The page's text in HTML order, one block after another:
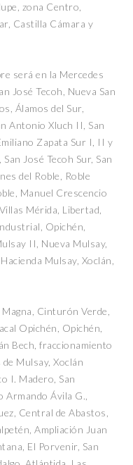
zona Centro,
Castilla Cámara y
será en la Mercedes
José Tecoh, Nueva San
Álamos del Sur,
Antonio Xluch II, San
Zapata Sur I, II y
José Tecoh Sur, San
del Roble, Roble
Manuel Crescencio
Mérida, Libertad,
Opichén,
II, Nueva Mulsay,
Mulsay, Xoclán,
Cinturón Verde,
Opichén, Opichén,
Bech, fraccionamiento
Mulsay, Xoclán
I. Madero, San
Ávila G.,
Central de Abastos,
Ampliación Juan
El Porvenir, San